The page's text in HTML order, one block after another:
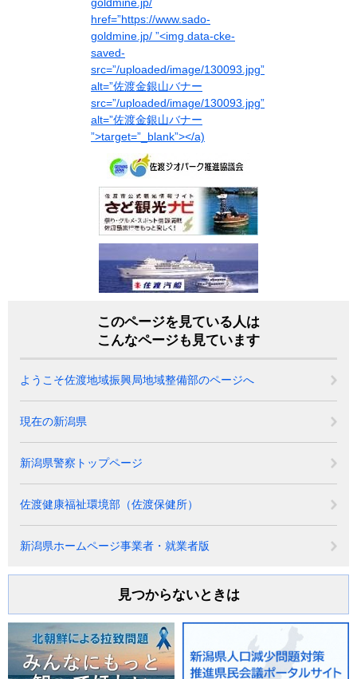
このページを見ている人は
こんなページも見ています
ようこそ佐渡地域振興局地域整備部のページへ
現在の新潟県
新潟県警察トップページ
佐渡健康福祉環境部（佐渡保健所）
新潟県ホームページ事業者・就業者版
見つからないときは